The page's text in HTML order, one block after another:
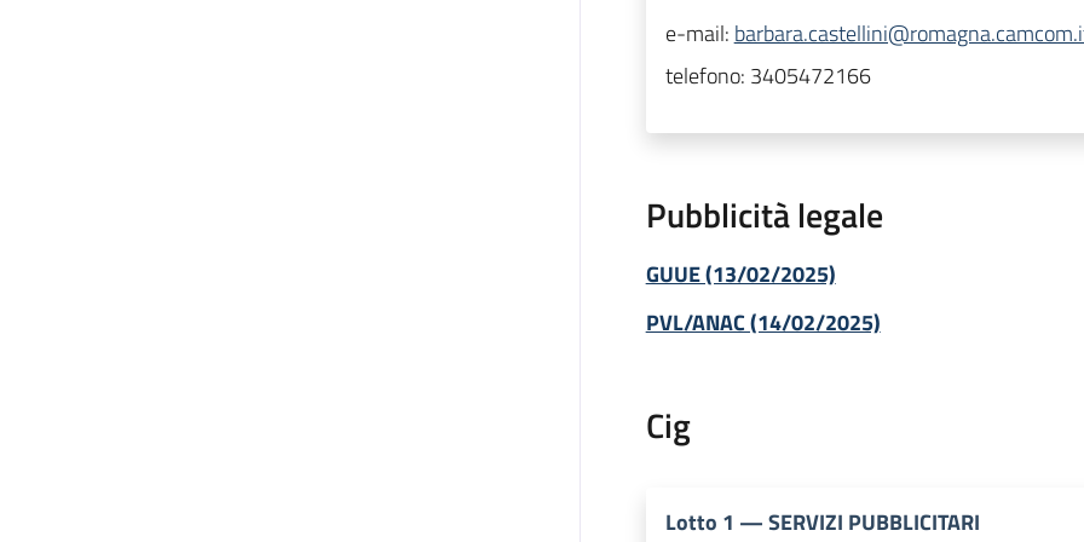
e-mail:
telefono: 3405472166
Pubblicità legale
GUUE (13/02/2025)
PVL/ANAC (14/02/2025)
Cig
Lotto 1 —SERVIZI PUBBLICITARI